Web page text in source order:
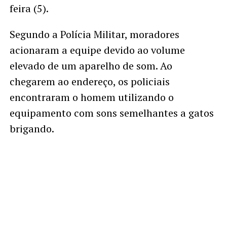
feira (5).
Segundo a Polícia Militar, moradores
acionaram a equipe devido ao volume
elevado de um aparelho de som. Ao
chegarem ao endereço, os policiais
encontraram o homem utilizando o
equipamento com sons semelhantes a gatos
brigando.